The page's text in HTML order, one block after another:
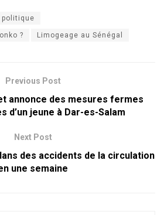
politique
? Limogeage au Sénégal
Previous Post
annonce des mesures fermes
d’un jeune à Dar-es-Salam
Next Post
des accidents de la circulation
une semaine